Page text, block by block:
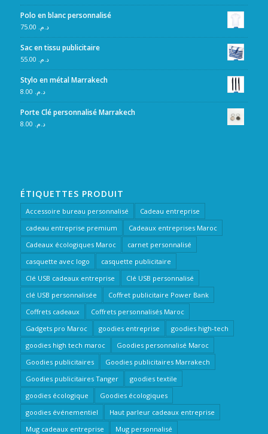
Polo en blanc personnalisé
د.م.
Sac en tissu publicitaire
د.م.
Stylo en métal Marrakech
د.م.
Porte Clé personnalisé Marrakech
د.م.
ÉTIQUETTES PRODUIT
Accessoire bureau personnalisé
Cadeau entreprise
cadeau entreprise premium
Cadeaux entreprises Maroc
Cadeaux écologiques Maroc
carnet personnalisé
casquette avec logo
casquette publicitaire
Clé USB cadeaux entreprise
Clé USB personnalisé
clé USB personnalisée
Coffret publicitaire Power Bank
Coffrets cadeaux
Coffrets personnalisés Maroc
Gadgets pro Maroc
goodies entreprise
goodies high-tech
goodies high tech maroc
Goodies personnalisé Maroc
Goodies publicitaires
Goodies publicitaires Marrakech
Goodies publicitaires Tanger
goodies textile
goodies écologique
Goodies écologiques
goodies événementiel
Haut parleur cadeaux entreprise
Mug cadeaux entreprise
Mug personnalisé